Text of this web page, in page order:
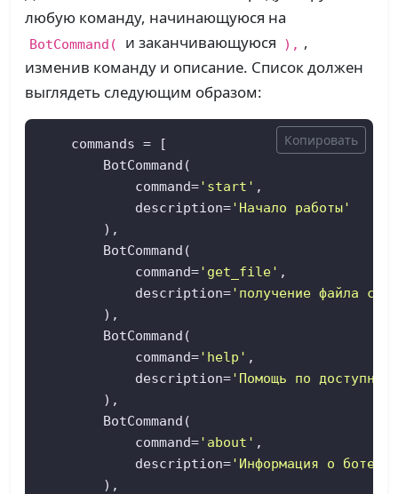
любую команду, начинающуюся на
BotCommand( и заканчивающуюся ),
,
изменив команду и описание. Список должен
выглядеть следующим образом:
    commands = [
        BotCommand(
            command=
'start' ,
            description=
'Начало работы'
        ),
        BotCommand(
            command=
'get_file' ,
            description=
'получение файла с
        ),
        BotCommand(
            command=
'help' ,
            description=
'Помощь по доступным
        ),
        BotCommand(
            command=
'about' ,
            description=
'Информация о боте'
        ),
Копировать